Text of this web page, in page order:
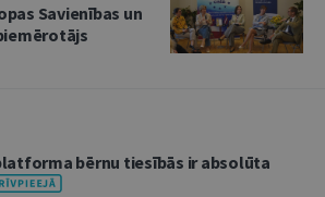
Savienības un
bērnu tiesībās ir absolūta